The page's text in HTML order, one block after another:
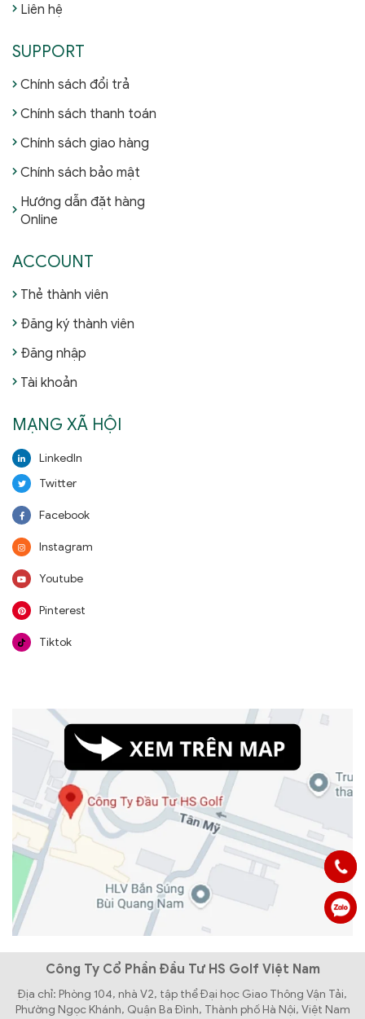
Liên hệ
SUPPORT
Chính sách đổi trả
Chính sách thanh toán
Chính sách giao hàng
Chính sách bảo mật
Hướng dẫn đặt hàng
Online
ACCOUNT
Thẻ thành viên
Đăng ký thành viên
Đăng nhập
Tài khoản
MẠNG XÃ HỘI
LinkedIn
Twitter
Facebook
Instagram
Youtube
Pinterest
Tiktok
Công Ty Cổ Phần Đầu Tư HS Golf Việt Nam
Địa chỉ: Phòng 104, nhà V2, tập thể Đại học Giao Thông Vận Tải,
Phường Ngọc Khánh, Quận Ba Đình, Thành phố Hà Nội, Việt Nam